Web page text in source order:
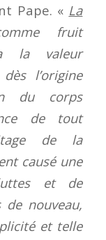
Pape. « La
fruit
la valeur
l’origine
du corps
de tout
de la
causé une
et de
de nouveau,
et telle